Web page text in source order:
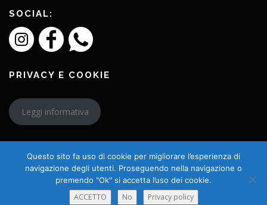
SOCIAL:
PRIVACY E COOKIE
Leggi informativa
Copyright © 2026 L'Amico Charly
Questo sito fa uso di cookie per migliorare l’esperienza di
navigazione degli utenti. Proseguendo nella navigazione o
premendo "Ok" si accetta l’uso dei cookie.
ACCETTO No Privacy policy